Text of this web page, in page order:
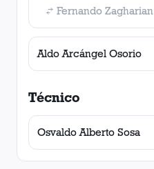
Fernando Zagharian
Aldo Arcángel Osorio
Técnico
Osvaldo Alberto Sosa